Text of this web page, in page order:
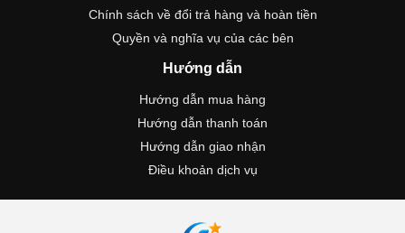
Chính sách về đổi trả hàng và hoàn tiền
Quyền và nghĩa vụ của các bên
Hướng dẫn
Hướng dẫn mua hàng
Hướng dẫn thanh toán
Hướng dẫn giao nhận
Điều khoản dịch vụ